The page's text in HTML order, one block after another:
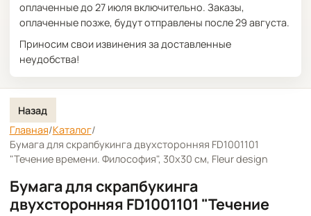
оплаченные до 27 июля включительно. Заказы,
оплаченные позже, будут отправлены после 29 августа.
Приносим свои извинения за доставленные
неудобства!
Назад
Главная/Каталог/
Бумага для скрапбукинга двухсторонняя FD1001101
"Течение времени. Философия", 30х30 см, Fleur design
Бумага для скрапбукинга
двухсторонняя FD1001101 "Течение